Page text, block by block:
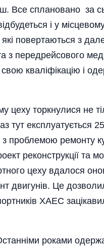
Все сплановано за
і у
повертаються з
з передрейсового
кваліфікацію і
цеху торкнулися не
тут експлуатується
з проблемою ремонту
реконструкції та
цеху вдалося
двигунів. Це
ХАЕС
роками